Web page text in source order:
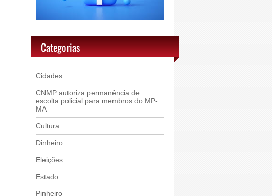
Categorias
Cidades
CNMP autoriza permanência de
escolta policial para membros do MP-
MA
Cultura
Dinheiro
Eleições
Estado
Pinheiro